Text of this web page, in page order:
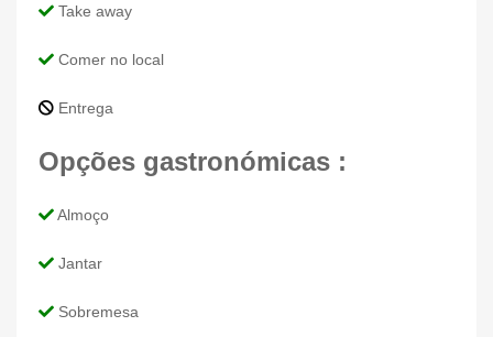
Take away
Comer no local
Entrega
Opções gastronómicas :
Almoço
Jantar
Sobremesa